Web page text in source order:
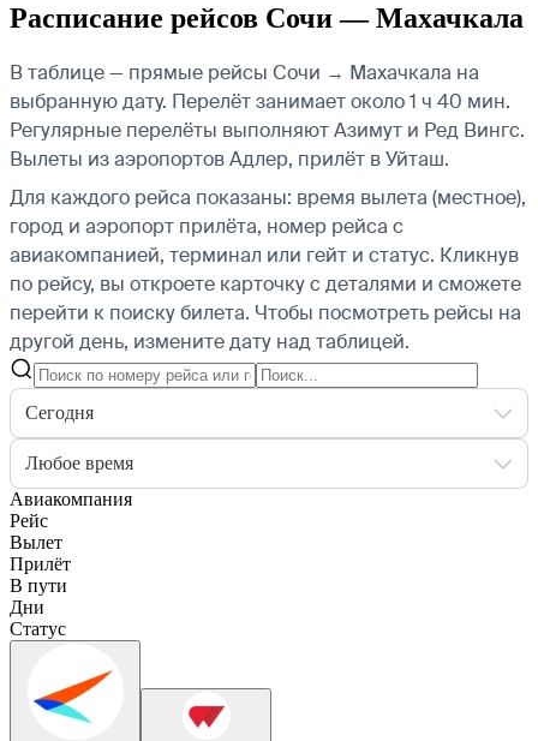
Расписание рейсов Сочи — Махачкала
В таблице — прямые рейсы Сочи → Махачкала на
выбранную дату. Перелёт занимает около 1 ч 40 мин.
Регулярные перелёты выполняют Азимут и Ред Вингс.
Вылеты из аэропортов Адлер, прилёт в Уйташ.
Для каждого рейса показаны: время вылета (местное),
город и аэропорт прилёта, номер рейса с
авиакомпанией, терминал или гейт и статус. Кликнув
по рейсу, вы откроете карточку с деталями и сможете
перейти к поиску билета. Чтобы посмотреть рейсы на
другой день, измените дату над таблицей.
Сегодня
Любое время
Авиакомпания
Рейс
Вылет
Прилёт
В пути
Дни
Статус